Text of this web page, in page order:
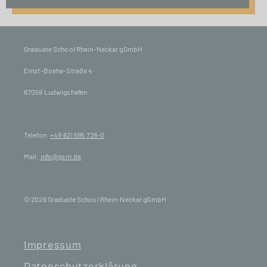
Graduate School Rhein-Neckar gGmbH
Ernst-Boehe-Straße 4
67059 Ludwigshafen
Telefon:+49 621 595 728-0
Mail: info@gsrn.de
© 2026 Graduate School Rhein-Neckar gGmbH
Impressum